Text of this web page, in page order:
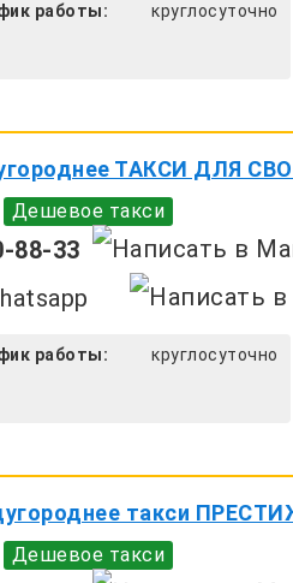
работы: круглосуточно
ТАКСИ ДЛЯ
Дешевое такси
88-33
работы: круглосуточно
такси
Дешевое такси